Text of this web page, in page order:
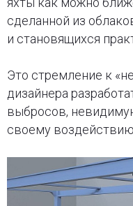
сделанной из
и становящихся
Это стремление к
дизайнера
выбросов,
своему